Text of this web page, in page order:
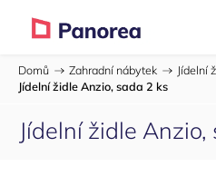
Domů / Zahradní nábytek / Jídelní
Jídelní židle Anzio, sada 2 ks
Jídelní židle Anzio,